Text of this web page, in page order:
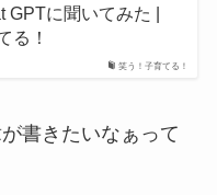
笑う！子育てる！
GPTに聞いてみた |
る！
書きたいなぁって